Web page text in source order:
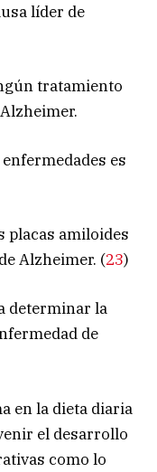
líder de
tratamiento
es
placas amiloides
Alzheimer. (23)
determinar la
de
en la dieta diaria
el desarrollo
como lo